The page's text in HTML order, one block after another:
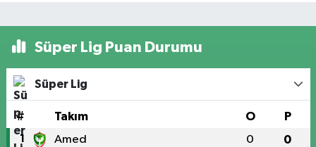
Süper Lig Puan Durumu
Süper Lig
# Takım O P
1 Amed 0 0